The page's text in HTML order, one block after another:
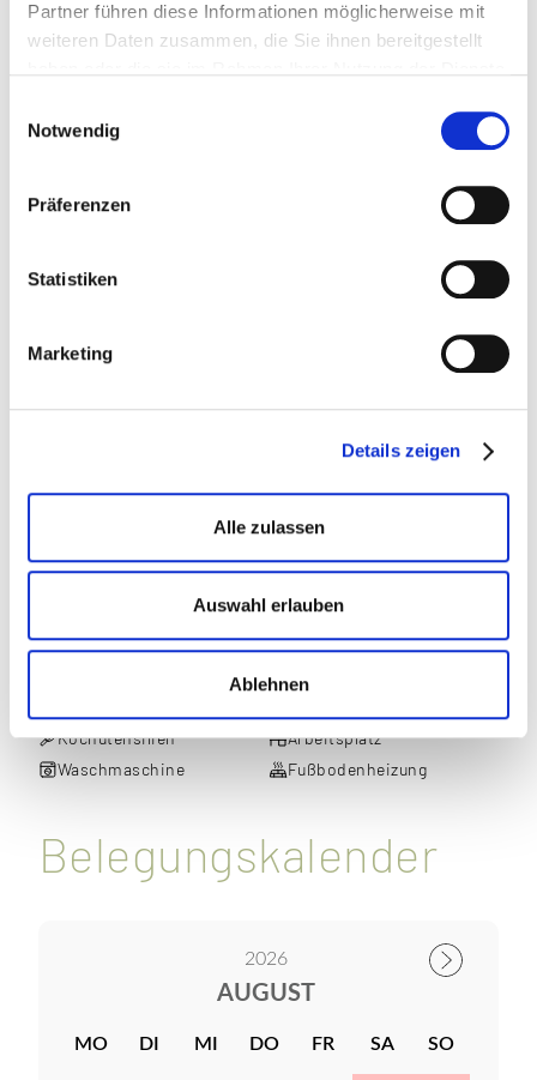
Partner führen diese Informationen möglicherweise mit
weiteren Daten zusammen, die Sie ihnen bereitgestellt
Notwendig
Präferenzen
Statistiken
Marketing
Details zeigen
Alle zulassen
Auswahl erlauben
Ablehnen
Ausstattung
Duschgel und Shampoo
Föhn
Spülmaschine
Induktionsherd
Kochutensilien
Arbeitsplatz
Waschmaschine
Fußbodenheizung
Belegungskalender